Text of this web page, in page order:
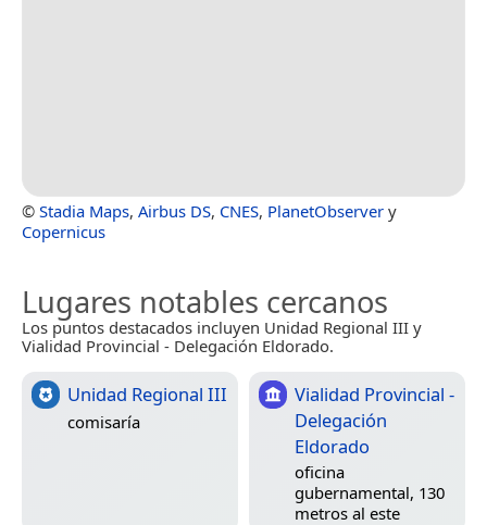
© Stadia Maps, Airbus DS, CNES, PlanetObserver y
Copernicus
Lugares notables cercanos
Los puntos destacados incluyen Unidad Regional III y
Vialidad Provincial - Delegación Eldorado.
Unidad Regional III
comisaría
Vialidad Provincial -
Delegación
Eldorado
oficina
gubernamental, 130
metros al este